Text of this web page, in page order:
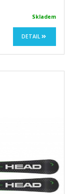
Skladem
DETAIL